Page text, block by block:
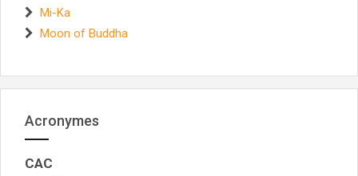
Mi-Ka
Moon of Buddha
Acronymes
CAC